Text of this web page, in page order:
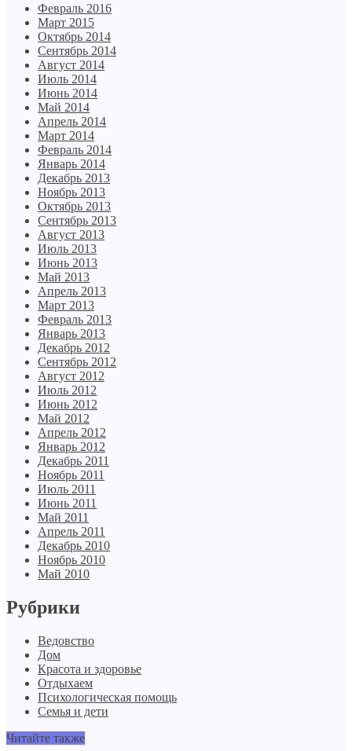
Февраль 2016
Март 2015
Октябрь 2014
Сентябрь 2014
Август 2014
Июль 2014
Июнь 2014
Май 2014
Апрель 2014
Март 2014
Февраль 2014
Январь 2014
Декабрь 2013
Ноябрь 2013
Октябрь 2013
Сентябрь 2013
Август 2013
Июль 2013
Июнь 2013
Май 2013
Апрель 2013
Март 2013
Февраль 2013
Январь 2013
Декабрь 2012
Сентябрь 2012
Август 2012
Июль 2012
Июнь 2012
Май 2012
Апрель 2012
Январь 2012
Декабрь 2011
Ноябрь 2011
Июль 2011
Июнь 2011
Май 2011
Апрель 2011
Декабрь 2010
Ноябрь 2010
Май 2010
Рубрики
Ведовство
Дом
Красота и здоровье
Отдыхаем
Психологическая помощь
Семья и дети
Читайте также